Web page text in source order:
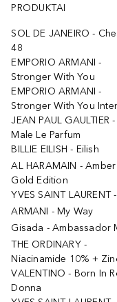
PRODUKTAI
SOL DE JANEIRO -
48
EMPORIO ARMANI -
Stronger With You
EMPORIO ARMANI -
Stronger With You
JEAN PAUL GAULTIER
Male Le Parfum
BILLIE EILISH - Eilish
AL HARAMAIN -
Gold Edition
YVES SAINT LAURENT
ARMANI - My Way
Gisada - Ambassador
THE ORDINARY -
Niacinamide 10% +
VALENTINO - Born In
Donna